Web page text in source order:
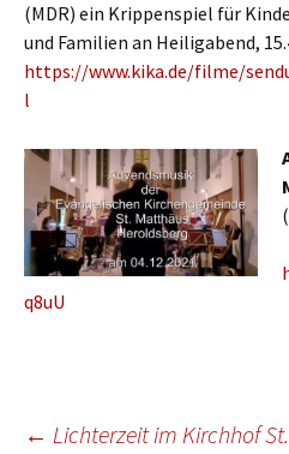
(MDR) ein Krippenspiel für
und Familien an Heiligabend,
https://www.kika.de/filme/
l
q8uU
← Lichterzeit im Kirchhof